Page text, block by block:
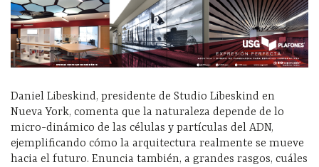
Daniel Libeskind, presidente de Studio Libeskind en
Nueva York, comenta que la naturaleza depende de lo
micro-dinámico de las células y partículas del ADN,
ejemplificando cómo la arquitectura realmente se mueve
hacia el futuro. Enuncia también, a grandes rasgos, cuáles